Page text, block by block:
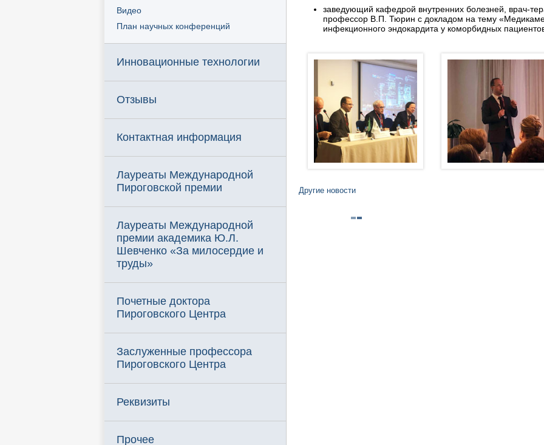
Видео
План научных конференций
Инновационные технологии
Отзывы
Контактная информация
Лауреаты Международной
Пироговской премии
Лауреаты Международной
премии академика Ю.Л.
Шевченко «За милосердие и
труды»
Почетные доктора
Пироговского Центра
Заслуженные профессора
Пироговского Центра
Реквизиты
Прочее
заведующий кафедрой внутренних болезней, врач-
профессор В.П. Тюрин с докладом на тему
инфекционного эндокардита у коморбидных
Другие новости